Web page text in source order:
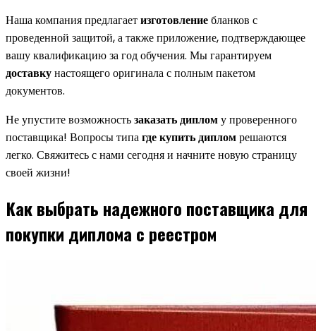
Наша компания предлагаетизготовлениебланков с
проведенной защитой, а также приложение, подтверждающее
вашу квалификацию за год обучения. Мы гарантируем
доставкунастоящего оригинала с полным пакетом
документов.
Не упустите возможностьзаказать диплому проверенного
поставщика! Вопросы типагде купить дипломрешаются
легко. Свяжитесь с нами сегодня и начните новую страницу
своей жизни!
Как выбрать надежного поставщика для
покупки диплома с реестром